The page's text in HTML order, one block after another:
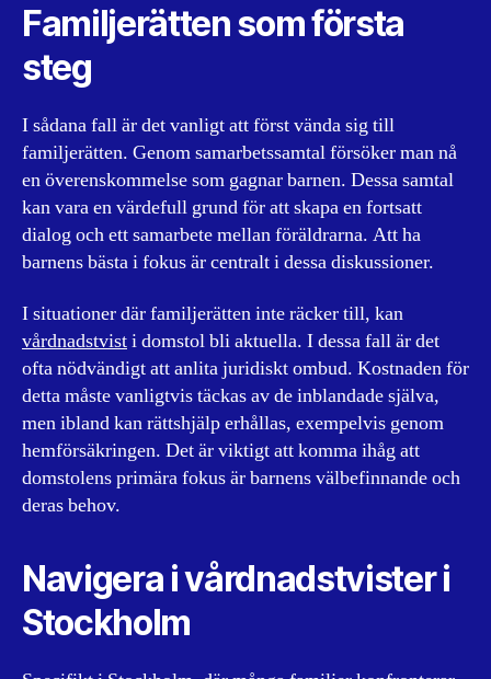
Familjerätten som första
steg
I sådana fall är det vanligt att först vända sig till
familjerätten. Genom samarbetssamtal försöker man nå
en överenskommelse som gagnar barnen. Dessa samtal
kan vara en värdefull grund för att skapa en fortsatt
dialog och ett samarbete mellan föräldrarna. Att ha
barnens bästa i fokus är centralt i dessa diskussioner.
I situationer där familjerätten inte räcker till, kan
vårdnadstvisti domstol bli aktuella. I dessa fall är det
ofta nödvändigt att anlita juridiskt ombud. Kostnaden för
detta måste vanligtvis täckas av de inblandade själva,
men ibland kan rättshjälp erhållas, exempelvis genom
hemförsäkringen. Det är viktigt att komma ihåg att
domstolens primära fokus är barnens välbefinnande och
deras behov.
Navigera i vårdnadstvister i
Stockholm